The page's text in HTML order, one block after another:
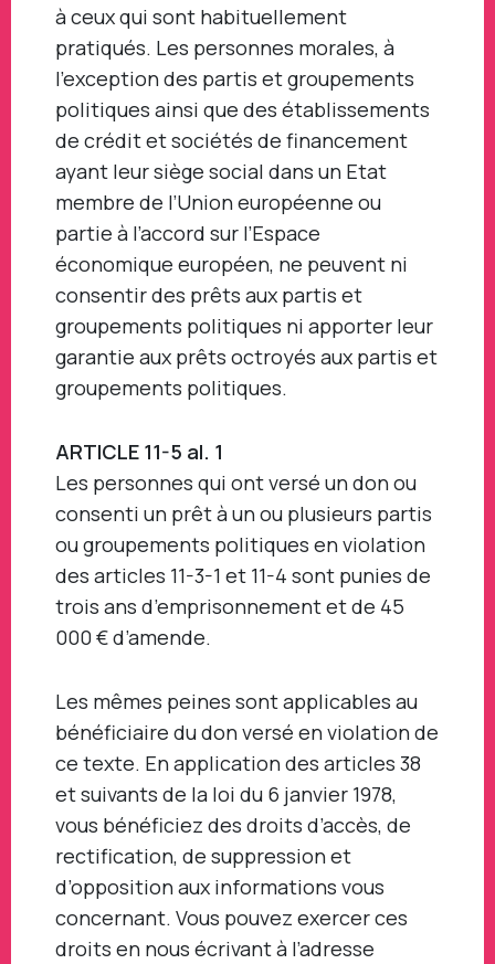
à ceux qui sont habituellement
pratiqués. Les personnes morales, à
l’exception des partis et groupements
politiques ainsi que des établissements
de crédit et sociétés de financement
ayant leur siège social dans un Etat
membre de l’Union européenne ou
partie à l’accord sur l’Espace
économique européen, ne peuvent ni
consentir des prêts aux partis et
groupements politiques ni apporter leur
garantie aux prêts octroyés aux partis et
groupements politiques.
ARTICLE 11-5 al. 1
Les personnes qui ont versé un don ou
consenti un prêt à un ou plusieurs partis
ou groupements politiques en violation
des articles 11-3-1 et 11-4 sont punies de
trois ans d’emprisonnement et de 45
000 € d’amende.
Les mêmes peines sont applicables au
bénéficiaire du don versé en violation de
ce texte. En application des articles 38
et suivants de la loi du 6 janvier 1978,
vous bénéficiez des droits d’accès, de
rectification, de suppression et
d’opposition aux informations vous
concernant. Vous pouvez exercer ces
droits en nous écrivant à l’adresse